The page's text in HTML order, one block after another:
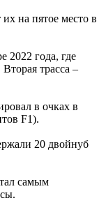
на пятое место в
2022 года, где
трасса –
в очках в
F1).
20 двойнуб
самым